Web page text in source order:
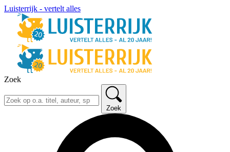
Luisterrijk - vertelt alles
Zoek
Zoek